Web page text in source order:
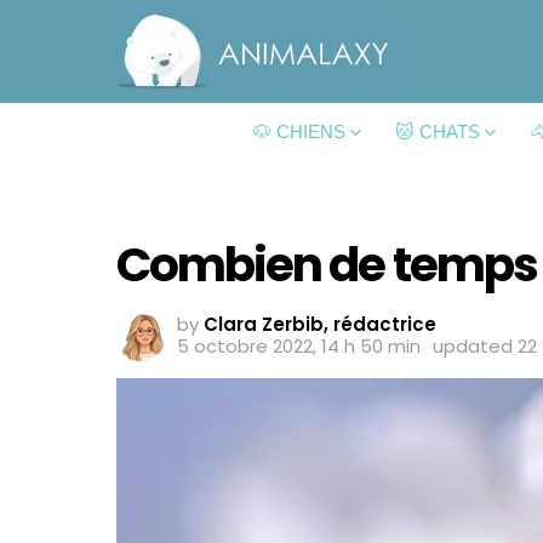
🐶 CHIENS 🐱 CHATS
Combien de
by Clara Zerbib, rédactrice
5 octobre 2022, 14 h 50 min updated 22